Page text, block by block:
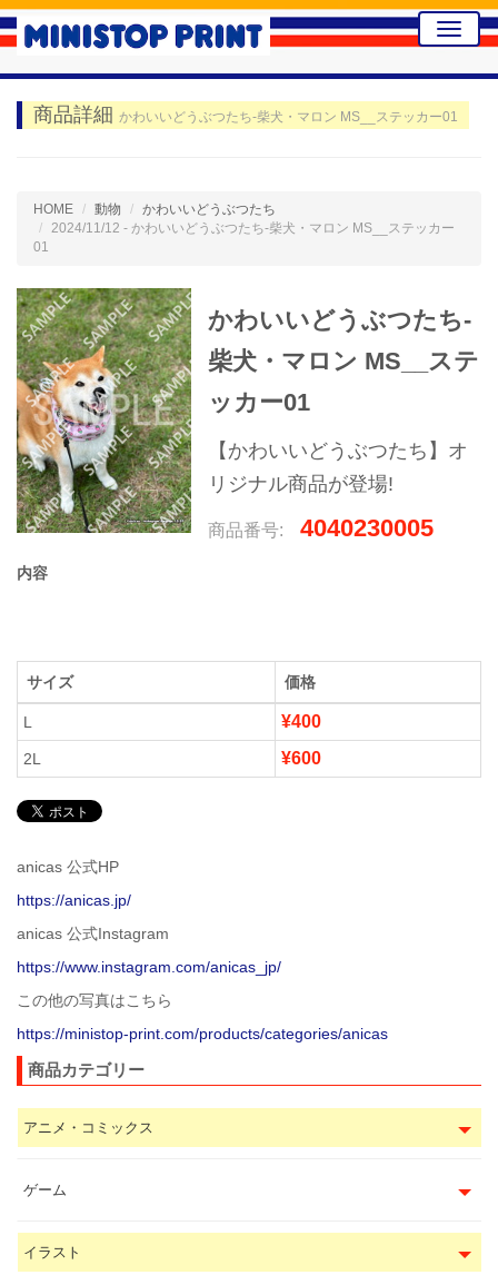
Toggle
商品詳細 かわいいどうぶつたち-柴犬・マロン MS__ステッカー01
HOME 動物
かわいいどうぶつたち
2024/11/12 - かわいいどうぶつたち-柴犬・マロン MS__ステッカー
01
かわいいどうぶつたち-
柴犬・マロン MS__ステ
ッカー01
【かわいいどうぶつたち】オ
リジナル商品が登場!
商品番号: 4040230005
内容
サイズ 価格
L ¥400
2L ¥600
anicas 公式HP
https://anicas.jp/
anicas 公式Instagram
https://www.instagram.com/anicas_jp/
この他の写真はこちら
https://ministop-print.com/products/categories/anicas
商品カテゴリー
アニメ・コミックス
ゲーム
イラスト